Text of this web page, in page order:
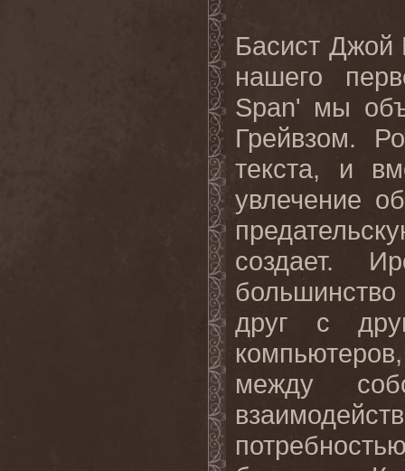
Басист Джой
нашего
Span' мы
Грейвзом.
текста, и
увлечение
создает.
друг с
между